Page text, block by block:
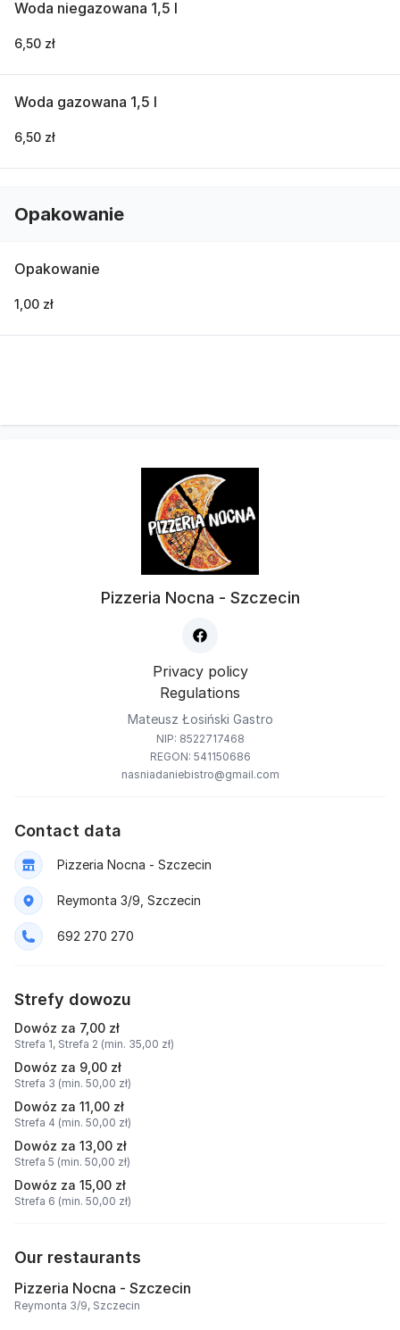
Woda niegazowana 1,5 l
6,50 zł
Woda gazowana 1,5 l
6,50 zł
Opakowanie
Opakowanie
1,00 zł
Pizzeria Nocna - Szczecin
Privacy policy
Regulations
Mateusz Łosiński Gastro
NIP: 8522717468
REGON: 541150686
nasniadaniebistro@gmail.com
Contact data
Pizzeria Nocna - Szczecin
Reymonta 3/9, Szczecin
692 270 270
Strefy dowozu
Dowóz za 7,00 zł
Strefa 1, Strefa 2 (min. 35,00 zł)
Dowóz za 9,00 zł
Strefa 3 (min. 50,00 zł)
Dowóz za 11,00 zł
Strefa 4 (min. 50,00 zł)
Dowóz za 13,00 zł
Strefa 5 (min. 50,00 zł)
Dowóz za 15,00 zł
Strefa 6 (min. 50,00 zł)
Our restaurants
Pizzeria Nocna - Szczecin
Reymonta 3/9, Szczecin